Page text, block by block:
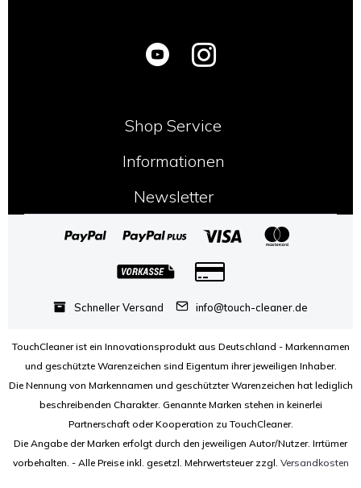
Shop Service
Informationen
Newsletter
Schneller Versand info@touch-cleaner.de
TouchCleaner ist ein Innovationsprodukt aus Deutschland - Markennamen
und geschützte Warenzeichen sind Eigentum ihrer jeweiligen Inhaber.
Die Nennung von Markennamen und geschützter Warenzeichen hat lediglich
beschreibenden Charakter. Genannte Marken stehen in keinerlei
Partnerschaft oder Kooperation zu TouchCleaner.
Die Angabe der Marken erfolgt durch den jeweiligen Autor/Nutzer. Irrtümer
vorbehalten. - Alle Preise inkl. gesetzl. Mehrwertsteuer zzgl. Versandkosten